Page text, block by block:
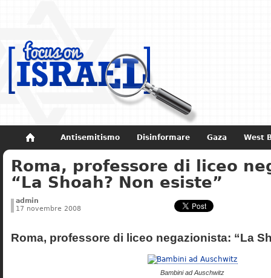
Antisemitismo Disinformare Gaza West
Non dimenticare Storia di Israele
Roma, professore di liceo
“La Shoah? Non esiste”
admin
17 novembre 2008
Roma, professore di liceo negazionista: “La
Bambini ad Auschwitz